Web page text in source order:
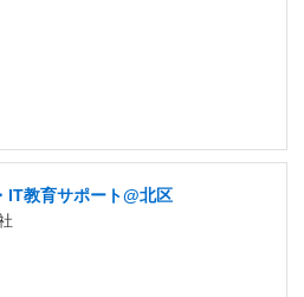
IT教育サポート@北区